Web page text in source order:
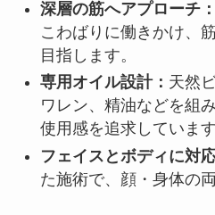
深層の筋へアプローチ：
こわばりに働きかけ、
目指します。
専用オイル設計： 天然
ワレン、精油などを組
使用感を追求しています
フェイスとボディに対応
た施術で、顔・身体の